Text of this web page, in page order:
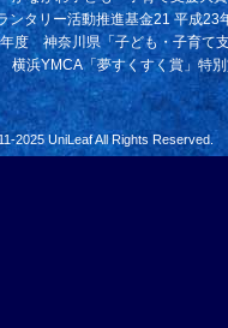
ンタリー活動推進基金21 平成23
度 神奈川県「子ども・子育て
浜YMCA「夢すくすく賞」特
2025 UniLeafAll Rights Reserved.